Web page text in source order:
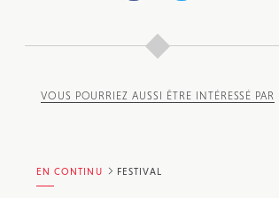
VOUS POURRIEZ AUSSI ÊTRE INTÉRESSÉ PAR
EN CONTINU FESTIVAL